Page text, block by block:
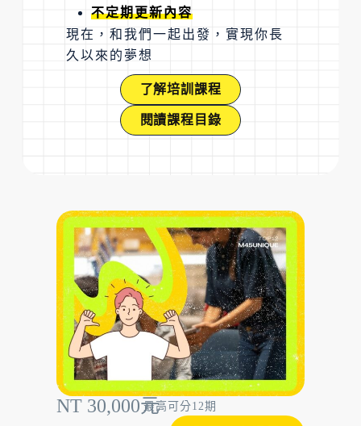
NT 30,000元最高可分12期
不定期更新內容
現在，和我們一起出發，實現你長
久以來的夢想
了解培訓課程
閱讀課程目錄